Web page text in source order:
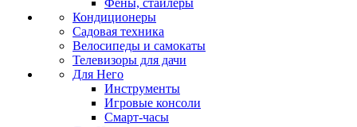
Фены, стайлеры
Кондиционеры
Садовая техника
Велосипеды и самокаты
Телевизоры для дачи
Для Него
Инструменты
Игровые консоли
Смарт-часы